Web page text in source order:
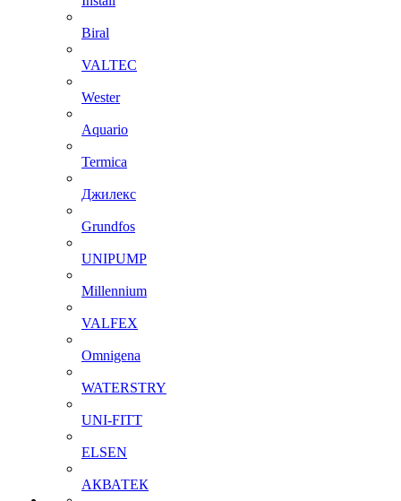
Biral
VALTEC
Wester
Aquario
Termica
Джилекс
Grundfos
UNIPUMP
Millennium
VALFEX
Omnigena
WATERSTRY
UNI-FITT
ELSEN
АКВАТЕК